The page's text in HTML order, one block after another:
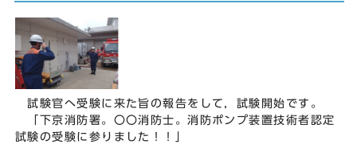
試験官へ受験に来た旨の報告をして，試験開始です。
「下京消防署。〇〇消防士。消防ポンプ装置技術者認定
試験の受験に参りました！！」